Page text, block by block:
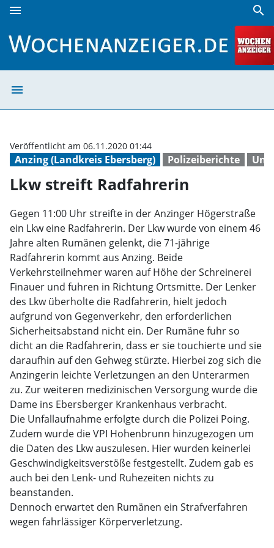
menu search
menu
Anzing (Landkreis Ebersberg) Polizeiberichte
Veröffentlicht am 06.11.2020 01:44
Lkw streift Radfahrerin
Gegen 11:00 Uhr streifte in der Anzinger Högerstraße
ein Lkw eine Radfahrerin. Der Lkw wurde von einem 46
Jahre alten Rumänen gelenkt, die 71-jährige
Radfahrerin kommt aus Anzing. Beide
Verkehrsteilnehmer waren auf Höhe der Schreinerei
Finauer und fuhren in Richtung Ortsmitte. Der Lenker
des Lkw überholte die Radfahrerin, hielt jedoch
aufgrund von Gegenverkehr, den erforderlichen
Sicherheitsabstand nicht ein. Der Rumäne fuhr so
dicht an die Radfahrerin, dass er sie touchierte und sie
daraufhin auf den Gehweg stürzte. Hierbei zog sich die
Anzingerin leichte Verletzungen an den Unterarmen
zu. Zur weiteren medizinischen Versorgung wurde die
Dame ins Ebersberger Krankenhaus verbracht.
Die Unfallaufnahme erfolgte durch die Polizei Poing.
Zudem wurde die VPI Hohenbrunn hinzugezogen um
die Daten des Lkw auszulesen. Hier wurden keinerlei
Geschwindigkeitsverstöße festgestellt. Zudem gab es
auch bei den Lenk- und Ruhezeiten nichts zu
beanstanden.
Dennoch erwartet den Rumänen ein Strafverfahren
wegen fahrlässiger Körperverletzung.